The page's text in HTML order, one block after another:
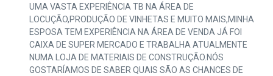
UMA VASTA EXPERIÊNCIA TB NA ÁREA DE
LOCUÇÃO,PRODUÇÃO DE VINHETAS E MUITO MAIS,MINHA
ESPOSA TEM EXPERIÊNCIA NA ÁREA DE VENDA JÁ FOI
CAIXA DE SUPER MERCADO E TRABALHA ATUALMENTE
NUMA LOJA DE MATERIAIS DE CONSTRUÇÃO.NÓS
GOSTARÍAMOS DE SABER QUAIS SÃO AS CHANCES DE